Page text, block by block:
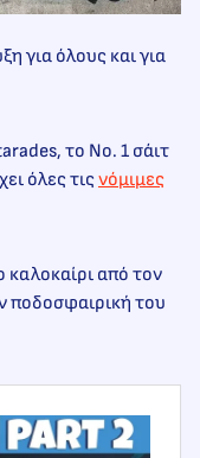
για όλους και για
το Νο. 1 σάιτ
όλες τις νόμιμες
από τον
ποδοσφαιρική του